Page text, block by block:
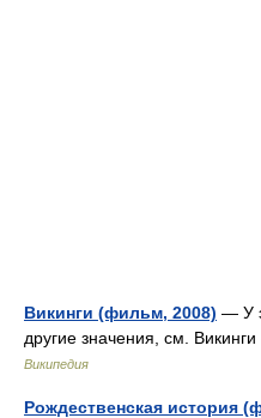
Викинги (фильм, 2008) — У
другие значения, см.
Википедия
Рождественская история